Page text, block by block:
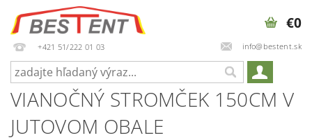
+421 51/222 01 03 info@bestent.sk
€0
VIANOČNÝ STROMČEK 150CM V
JUTOVOM OBALE